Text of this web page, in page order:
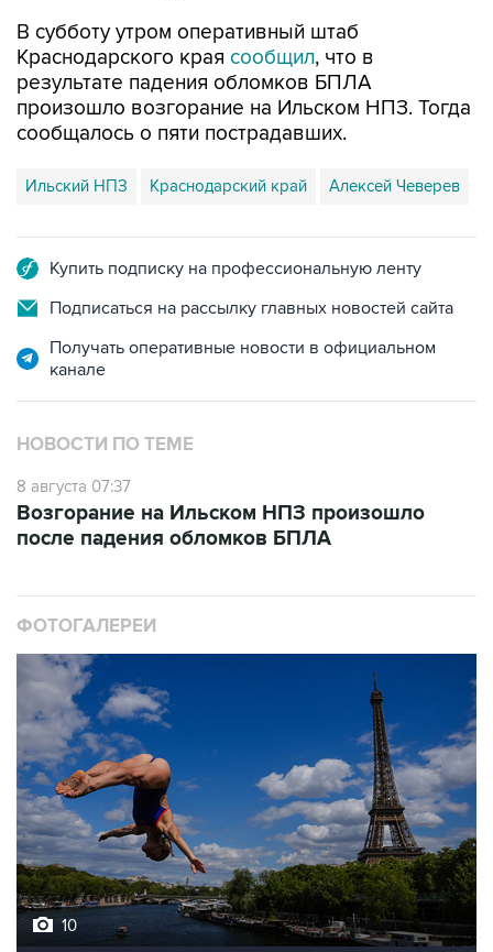
В субботу утром оперативный штаб
Краснодарского края сообщил, что в
результате падения обломков БПЛА
произошло возгорание на Ильском НПЗ. Тогда
сообщалось о пяти пострадавших.
Ильский НПЗ Краснодарский край Алексей Чеверев
Купить подписку на профессиональную ленту
Подписаться на рассылку главных новостей сайта
Получать оперативные новости в официальном
канале
НОВОСТИ ПО ТЕМЕ
8 августа 07:37
Возгорание на Ильском НПЗ произошло
после падения обломков БПЛА
ФОТОГАЛЕРЕИ
10